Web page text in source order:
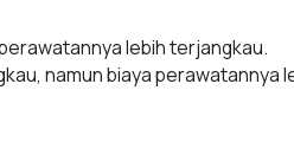
lebih terjangkau.
namun biaya perawatannya